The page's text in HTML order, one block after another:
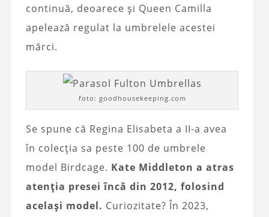
continuă, deoarece și Queen Camilla
apelează regulat la umbrelele acestei
mărci.
foto: goodhousekeeping.com
Se spune că Regina Elisabeta a II-a avea
în colecția sa peste 100 de umbrele
model Birdcage. Kate Middleton a atras
atenția presei încă din 2012, folosind
același model. Curiozitate? În 2023,